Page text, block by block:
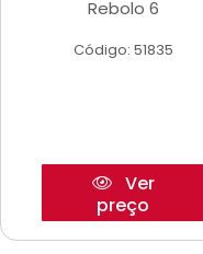
Rebolo 6
Código: 51835
Ver
preço